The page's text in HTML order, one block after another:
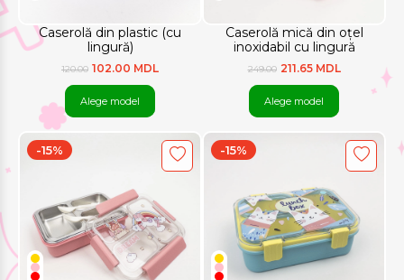
Caserolă din plastic (cu
lingură)
120.00 102.00 MDL
Alege model
Caserolă mică din oțel
inoxidabil cu lingură
249.00 211.65 MDL
Alege model
-15% -15%